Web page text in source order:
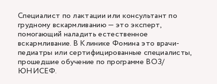
Специалист по лактации или консультант по
грудному вскармливанию — это эксперт,
помогающий наладить естественное
вскармливание. В Клинике Фомина это врачи-
педиатры или сертифицированные специалисты,
прошедшие обучение по программе ВОЗ/
ЮНИСЕФ.